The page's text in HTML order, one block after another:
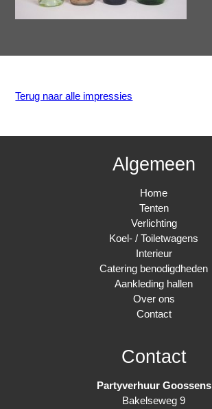
Terug naar alle impressies
Algemeen
Home
Tenten
Verlichting
Koel- / Toiletwagens
Interieur
Catering benodigdheden
Aankleding hallen
Over ons
Contact
Contact
Partyverhuur Goossens
Bakelseweg 9